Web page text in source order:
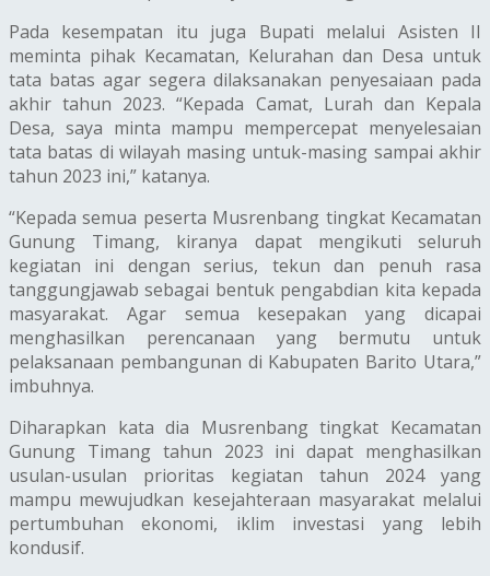
Pada kesempatan itu juga Bupati melalui Asisten II
meminta pihak Kecamatan, Kelurahan dan Desa untuk
tata batas agar segera dilaksanakan penyesaiaan pada
akhir tahun 2023. “Kepada Camat, Lurah dan Kepala
Desa, saya minta mampu mempercepat menyelesaian
tata batas di wilayah masing untuk-masing sampai akhir
tahun 2023 ini,” katanya.
“Kepada semua peserta Musrenbang tingkat Kecamatan
Gunung Timang, kiranya dapat mengikuti seluruh
kegiatan ini dengan serius, tekun dan penuh rasa
tanggungjawab sebagai bentuk pengabdian kita kepada
masyarakat. Agar semua kesepakan yang dicapai
menghasilkan perencanaan yang bermutu untuk
pelaksanaan pembangunan di Kabupaten Barito Utara,”
imbuhnya.
Diharapkan kata dia Musrenbang tingkat Kecamatan
Gunung Timang tahun 2023 ini dapat menghasilkan
usulan-usulan prioritas kegiatan tahun 2024 yang
mampu mewujudkan kesejahteraan masyarakat melalui
pertumbuhan ekonomi, iklim investasi yang lebih
kondusif.